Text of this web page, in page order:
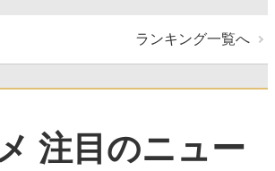
ランキング一覧へ
注目のニュー